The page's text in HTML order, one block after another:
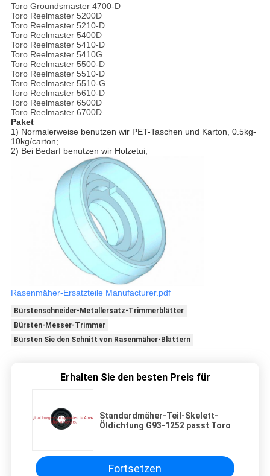
Toro Groundsmaster 4700-D
Toro Reelmaster 5200D
Toro Reelmaster 5210-D
Toro Reelmaster 5400D
Toro Reelmaster 5410-D
Toro Reelmaster 5410G
Toro Reelmaster 5500-D
Toro Reelmaster 5510-D
Toro Reelmaster 5510-G
Toro Reelmaster 5610-D
Toro Reelmaster 6500D
Toro Reelmaster 6700D
Paket
1) Normalerweise benutzen wir PET-Taschen und Karton, 0.5kg-
10kg/carton;
2) Bei Bedarf benutzen wir Holzetui;
Rasenmäher-Ersatzteile Manufacturer.pdf
Bürstenschneider-Metallersatz-Trimmerblätter
Bürsten-Messer-Trimmer
Bürsten Sie den Schnitt von Rasenmäher-Blättern
Erhalten Sie den besten Preis für
Standardmäher-Teil-Skelett-
Öldichtung G93-1252 passt Toro
Fortsetzen